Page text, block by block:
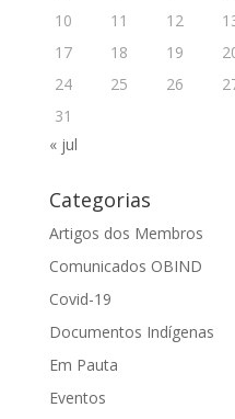
10
11 12
17
18 19
24
25 26
31
« jul
Categorias
Artigos dos Membros
Comunicados OBIND
Covid-19
Documentos Indígenas
Em Pauta
Eventos